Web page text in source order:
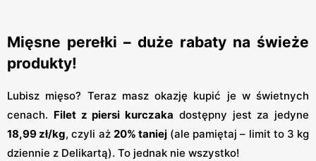
Mięsne perełki – duże rabaty na świeże
produkty!
Lubisz mięso? Teraz masz okazję kupić je w świetnych
cenach. Filet z piersi kurczaka dostępny jest za jedyne
18,99 zł/kg, czyli aż 20% taniej(ale pamiętaj – limit to 3 kg
dziennie z Delikartą). To jednak nie wszystko!